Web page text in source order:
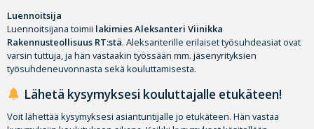
Luennoitsija
Luennoitsijana toimii lakimies Aleksanteri Viinikka
Rakennusteollisuus RT:stä. Aleksanterille erilaiset työsuhdeasiat ovat
varsin tuttuja, ja hän vastaakin työssään mm. jäsenyrityksien
työsuhdeneuvonnasta sekä kouluttamisesta.
Lähetä kysymyksesi kouluttajalle etukäteen!
Voit lähettää kysymyksesi asiantuntijalle jo etukäteen. Hän vastaa